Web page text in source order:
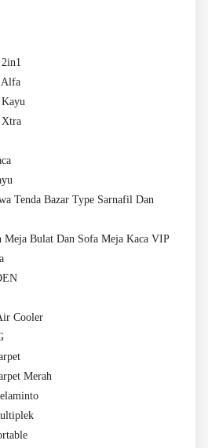
Alfa
Kayu
Xtra
Tenda Bazar Type Sarnafil Dan
Meja Bulat Dan Sofa Meja Kaca VIP
Cooler
Merah